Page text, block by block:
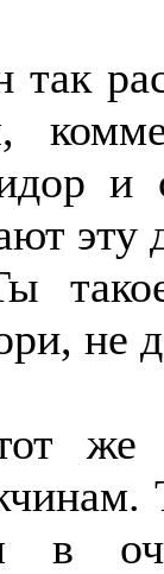
и
эту
не
же
в